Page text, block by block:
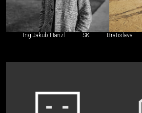
Ing Jakub Hanzl SK Bratislava